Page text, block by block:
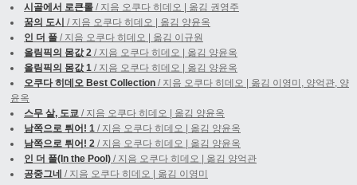
시골에서 로큰롤 / 지음 오쿠다 히데오 | 옮김 권영주
꿈의 도시 / 지음 오쿠다 히데오 | 옮김 양윤옥
인 더 풀 / 지음 오쿠다 히데오 | 옮김 이규원
올림픽의 몸값 2 / 지음 오쿠다 히데오 | 옮김 양윤옥
올림픽의 몸값 1 / 지음 오쿠다 히데오 | 옮김 양윤옥
오쿠다 히데오 Best Collection / 지음 오쿠다 히데오 | 옮김 이영미, 양억관, 양
윤옥
스무 살, 도쿄 / 지음 오쿠다 히데오 | 옮김 양윤옥
남쪽으로 튀어! 1 / 지음 오쿠다 히데오 | 옮김 양윤옥
남쪽으로 튀어! 2 / 지음 오쿠다 히데오 | 옮김 양윤옥
인 더 풀(In the Pool) / 지음 오쿠다 히데오 | 옮김 양억관
공중그네 / 지음 오쿠다 히데오 | 옮김 이영미